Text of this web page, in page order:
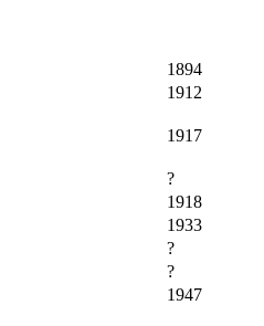
1894
1912
1917
?
1918
1933
?
?
1947